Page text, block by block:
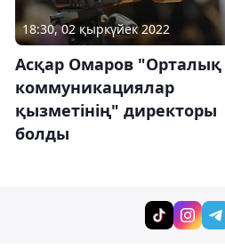
18:30, 02 қыркүйек 2022
Асқар Омаров "Орталық
коммуникациялар
қызметінің" директоры
болды